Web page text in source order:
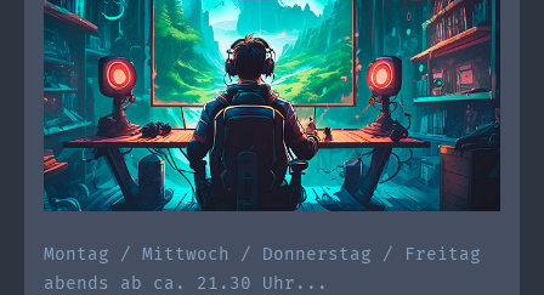
Montag / Mittwoch / Donnerstag / Freitag
abends ab ca. 21.30 Uhr...